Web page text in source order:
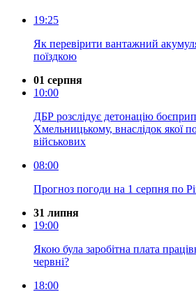
19:25
Як перевірити вантажний
поїздкою
01 серпня
10:00
ДБР розслідує детонацію
Хмельницькому, внаслідок якої
військових
08:00
Прогноз погоди на 1 серпня по
31 липня
19:00
Якою була заробітна плата
червні?
18:00